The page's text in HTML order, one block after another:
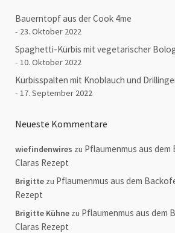
Bauerntopf aus der Cook 4me
23. Oktober 2022
Spaghetti-Kürbis mit vegetarischer
10. Oktober 2022
Kürbisspalten mit Knoblauch und
17. September 2022
Neueste Kommentare
wiefindenwires zu Pflaumenmus aus dem
Claras Rezept
Brigitte zu Pflaumenmus aus dem
Rezept
Brigitte Kühne zu Pflaumenmus aus dem
Claras Rezept